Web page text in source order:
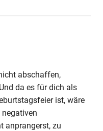
abschaffen,
da es für dich als
ist, wäre
anprangerst, zu